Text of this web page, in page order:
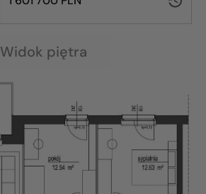
Widok piętra